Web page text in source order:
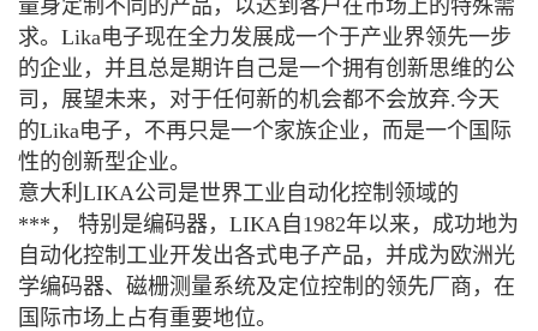
量身定制不同的产品，以达到客户在市场上的特殊需
求。Lika电子现在全力发展成一个于产业界领先一步
的企业，并且总是期许自己是一个拥有创新思维的公
司，展望未来，对于任何新的机会都不会放弃.今天
的Lika电子，不再只是一个家族企业，而是一个国际
性的创新型企业。
意大利LIKA公司是世界工业自动化控制领域的
***， 特别是编码器，LIKA自1982年以来，成功地为
自动化控制工业开发出各式电子产品，并成为欧洲光
学编码器、磁栅测量系统及定位控制的领先厂商，在
国际市场上占有重要地位。